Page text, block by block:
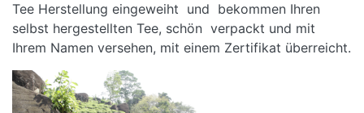
Tee Herstellung eingeweiht und bekommen Ihren
selbst hergestellten Tee, schön verpackt und mit
Ihrem Namen versehen, mit einem Zertifikat überreicht.